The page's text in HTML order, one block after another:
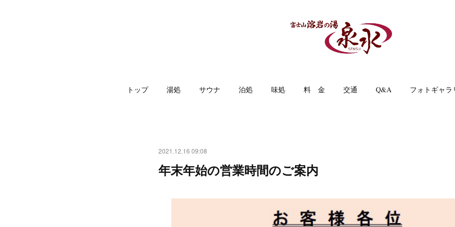
トップ 湯処 サウナ 泊処 味処 料 金 交通 Q&A フォトギャラ
2021.12.16 09:08
年末年始の営業時間のご案内